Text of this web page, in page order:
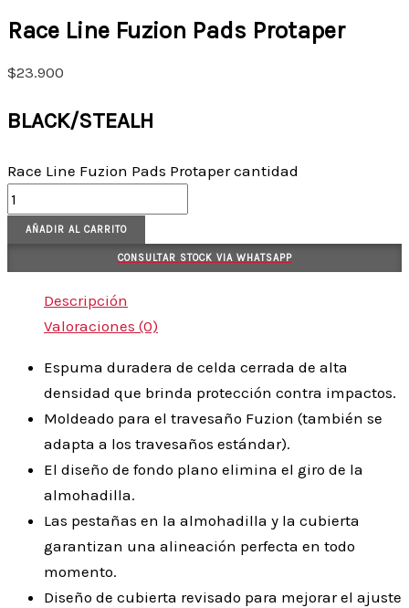
Race Line Fuzion Pads Protaper
$23.900
BLACK/STEALH
Race Line Fuzion Pads Protaper cantidad
AÑADIR AL CARRITO
CONSULTAR STOCK VIA WHATSAPP
Descripción
Valoraciones (0)
Espuma duradera de celda cerrada de alta
densidad que brinda protección contra impactos.
Moldeado para el travesaño Fuzion (también se
adapta a los travesaños estándar).
El diseño de fondo plano elimina el giro de la
almohadilla.
Las pestañas en la almohadilla y la cubierta
garantizan una alineación perfecta en todo
momento.
Diseño de cubierta revisado para mejorar el ajuste